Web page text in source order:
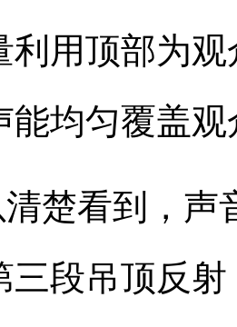
利用顶部为
能均匀覆盖观
楚看到，声
三段吊顶反